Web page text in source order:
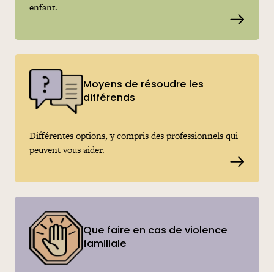
enfant.
Moyens de résoudre les
différends
Différentes options, y compris des professionnels qui
peuvent vous aider.
Que faire en cas de violence
familiale